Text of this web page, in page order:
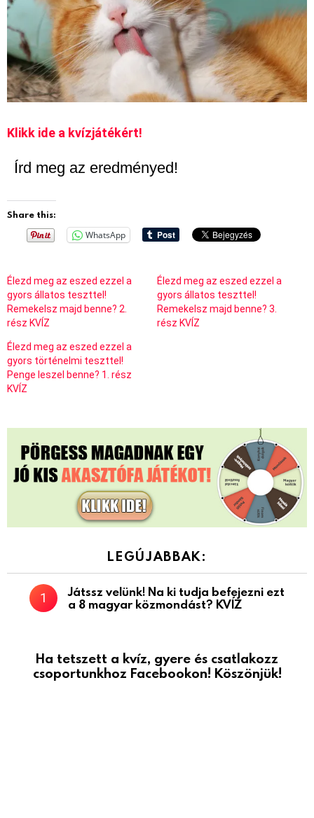
Klikk ide a kvízjátékért!
Írd meg az eredményed!
Share this:
WhatsApp
Élezd meg az eszed ezzel a
gyors állatos teszttel!
Remekelsz majd benne? 2.
rész KVÍZ
Élezd meg az eszed ezzel a
gyors állatos teszttel!
Remekelsz majd benne? 3.
rész KVÍZ
Élezd meg az eszed ezzel a
gyors történelmi teszttel!
Penge leszel benne? 1. rész
KVÍZ
LEGÚJABBAK:
Játssz velünk! Na ki tudja befejezni ezt
a 8 magyar közmondást? KVÍZ
Ha tetszett a kvíz, gyere és csatlakozz
csoportunkhoz Facebookon! Köszönjük!